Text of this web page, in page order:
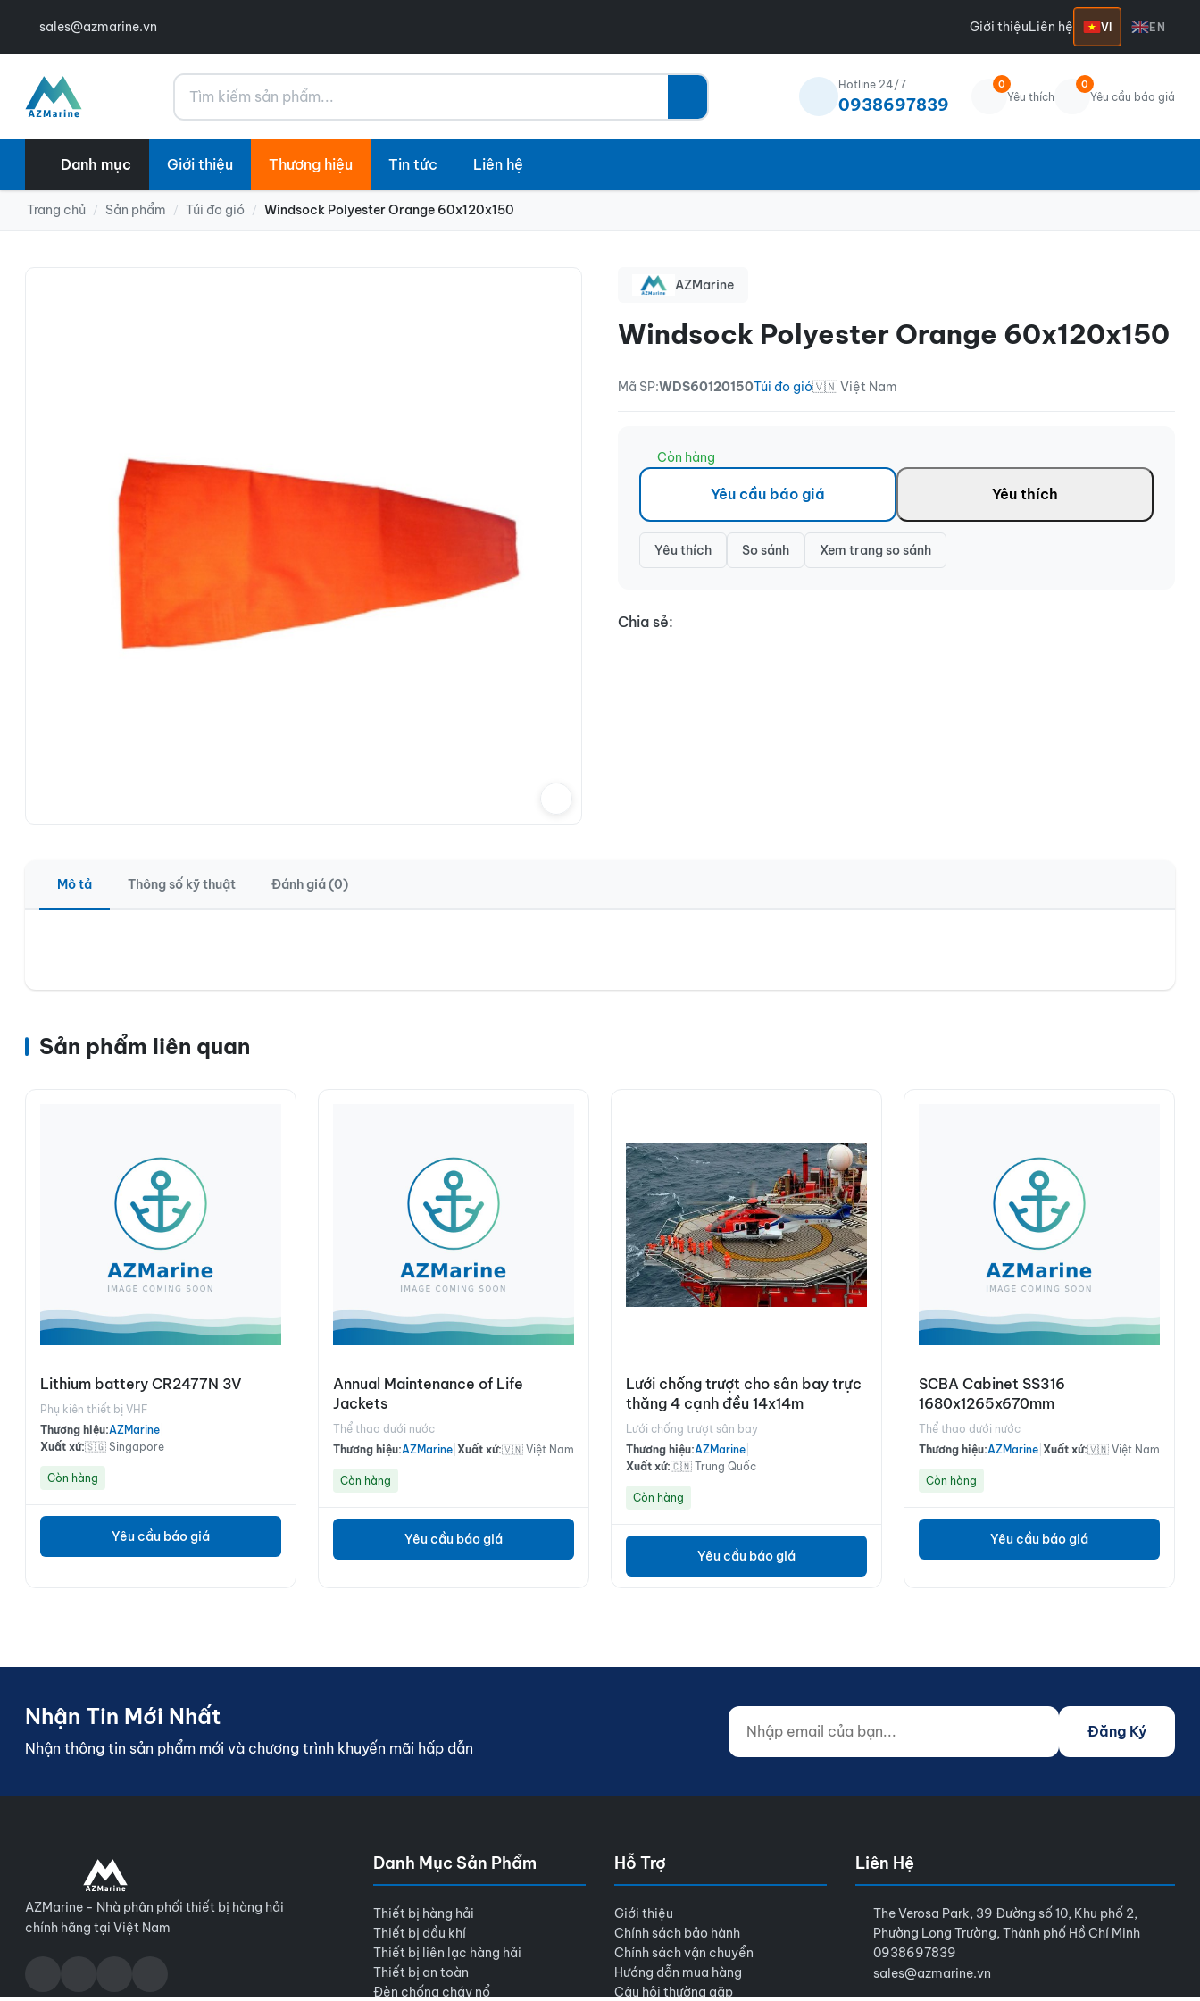
sales@azmarine.vn Giới thiệuLiên hệ VI EN
Tìm kiếm Hotline 24/7
0938697839
0
Yêu thích
0
Yêu cầu báo giá
Danh mục Giới thiệu Thương hiệu Tin tức Liên hệ
Trang chủ / Sản phẩm / Túi đo gió / Windsock Polyester Orange 60x120x150
AZMarine
Windsock Polyester Orange 60x120x150
Mã SP:WDS60120150Túi đo gió🇻🇳 Việt Nam
Còn hàng
Yêu cầu báo giá Yêu thích
Yêu thích So sánh Xem trang so sánh
Chia sẻ:
Mô tả Thông số kỹ thuật Đánh giá (0)
Sản phẩm liên quan
Lithium battery CR2477N 3V
Phụ kiên thiết bị VHF
Thương hiệu:AZMarine
Xuất xứ:🇸🇬 Singapore
Còn hàng
Yêu cầu báo giá
Annual Maintenance of Life
Jackets
Thể thao dưới nước
Thương hiệu:AZMarine Xuất xứ:🇻🇳 Việt Nam
Còn hàng
Yêu cầu báo giá
Lưới chống trượt cho sân bay trực
thăng 4 cạnh đều 14x14m
Lưới chống trượt sân bay
Thương hiệu:AZMarine
Xuất xứ:🇨🇳 Trung Quốc
Còn hàng
Yêu cầu báo giá
SCBA Cabinet SS316
1680x1265x670mm
Thể thao dưới nước
Thương hiệu:AZMarine Xuất xứ:🇻🇳 Việt Nam
Còn hàng
Yêu cầu báo giá
Nhận Tin Mới Nhất
Nhận thông tin sản phẩm mới và chương trình khuyến mãi hấp dẫn
Nhập email của bạn...
Website (do not fill)
Đăng Ký
AZMarine - Nhà phân phối thiết bị hàng hải
chính hãng tại Việt Nam
Danh Mục Sản Phẩm
Thiết bị hàng hải
Thiết bị dầu khí
Thiết bị liên lạc hàng hải
Thiết bị an toàn
Đèn chống cháy nổ
Hỗ Trợ
Giới thiệu
Chính sách bảo hành
Chính sách vận chuyển
Hướng dẫn mua hàng
Câu hỏi thường gặp
Liên Hệ
The Verosa Park, 39 Đường số 10, Khu phố 2,
Phường Long Trường, Thành phố Hồ Chí Minh
0938697839
sales@azmarine.vn